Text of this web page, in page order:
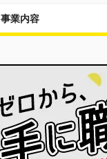
事業内容